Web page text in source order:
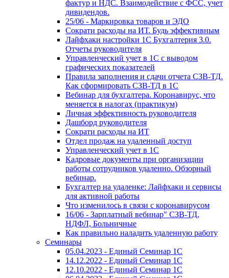
фактур и НДС. Взаимодействие с ФСС, учет
дивидендов.
25/06 - Маркировка товаров и ЭДО
Сократи расходы на ИТ. Будь эффективным
Лайфхаки настройки 1С Бухгалтерия 3.0.
Отчеты руководителя
Управленческий учет в 1С с выводом
графических показателей
Правила заполнения и сдачи отчета СЗВ-ТД.
Как сформировать СЗВ-ТД в 1С
Вебинар для бухгалтера. Коронавирус, что
меняется в налогах (практикум)
Личная эффективность руководителя
Дашборд руководителя
Сократи расходы на ИТ
Отдел продаж на удаленный доступ
Управленческий учет в 1С
Кадровые документы при организации
работы сотрудников удаленно. Обзорный
вебинар.
Бухгалтер на удаленке: Лайфхаки и сервисы
для активной работы
Что изменилось в связи с коронавирусом
16/06 - Зарплатный вебинар" СЗВ-ТД,
НДФЛ, Больничные
Как правильно наладить удаленную работу
Семинары
05.04.2023 - Единый Семинар 1С
14.12.2022 - Единый Семинар 1С
12.10.2022 - Единый Семинар 1С